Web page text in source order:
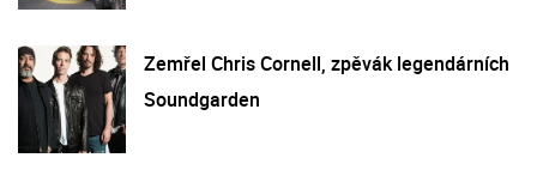
Zemřel Chris Cornell, zpěvák legendárních
Soundgarden